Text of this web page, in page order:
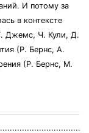
И потому за
в контексте
Джемс, Ч. Кули, Д.
(Р. Бернс, А.
(Р. Бернс, М.